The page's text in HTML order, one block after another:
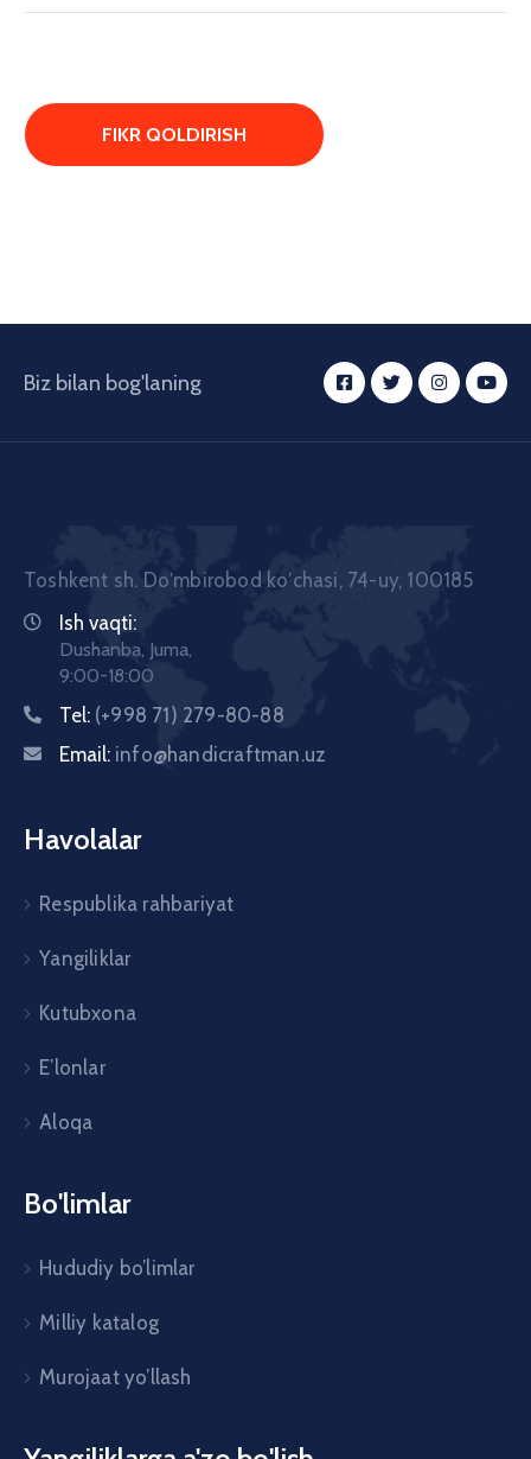
Biz bilan bog'laning
Toshkent sh. Doʼmbirobod koʼchasi, 74-uy, 100185
Ish vaqti:
Dushanba, Juma,
9:00-18:00
Tel: (+998 71) 279-80-88
Email: info@handicraftman.uz
Havolalar
Respublika rahbariyat
Yangiliklar
Kutubxona
E’lonlar
Aloqa
Bo'limlar
Hududiy bo’limlar
Milliy katalog
Murojaat yo’llash